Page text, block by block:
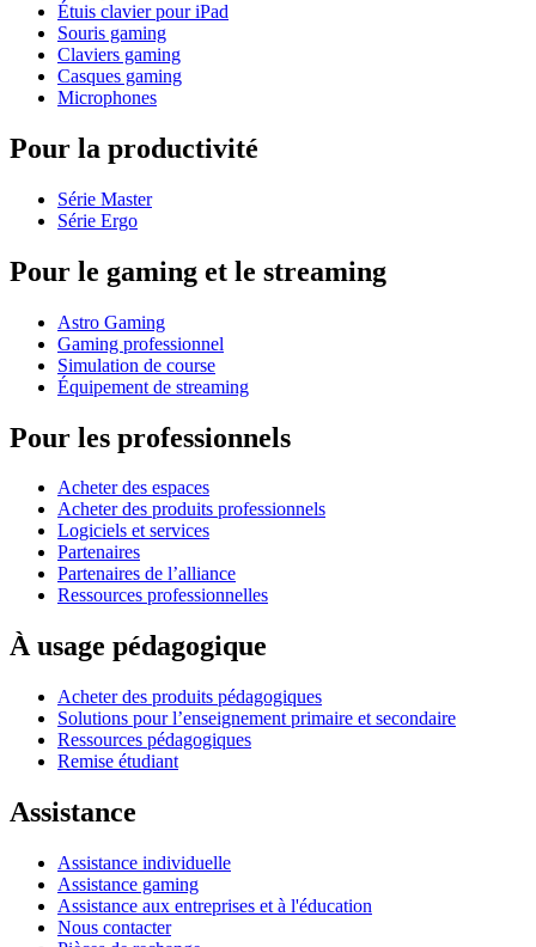
Étuis clavier pour iPad
Souris gaming
Claviers gaming
Casques gaming
Microphones
Pour la productivité
Série Master
Série Ergo
Pour le gaming et le streaming
Astro Gaming
Gaming professionnel
Simulation de course
Équipement de streaming
Pour les professionnels
Acheter des espaces
Acheter des produits professionnels
Logiciels et services
Partenaires
Partenaires de l’alliance
Ressources professionnelles
À usage pédagogique
Acheter des produits pédagogiques
Solutions pour l’enseignement primaire et secondaire
Ressources pédagogiques
Remise étudiant
Assistance
Assistance individuelle
Assistance gaming
Assistance aux entreprises et à l'éducation
Nous contacter